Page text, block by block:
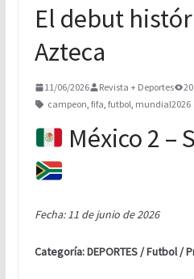
BOXEO INTERNACIONAL
El debut
Azteca
11/06/2026 Revista + Deportes
campeon, fifa, futbol, mundial2026
México 2 –
Fecha: 11 de junio de 2026
Categoría: DEPORTES / Futbol /